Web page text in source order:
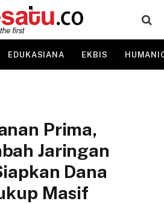
EDUKASIANA EKBIS
Prima,
Jaringan
Dana
Masif